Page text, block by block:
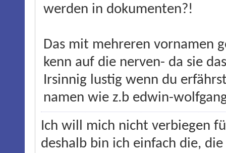
werden in dokumenten?!
Das mit mehreren vornamen
kenn auf die nerven- da sie
Irsinnig lustig wenn du
namen wie z.b edwin-
Ich will mich nicht verbiegen
deshalb bin ich einfach die,